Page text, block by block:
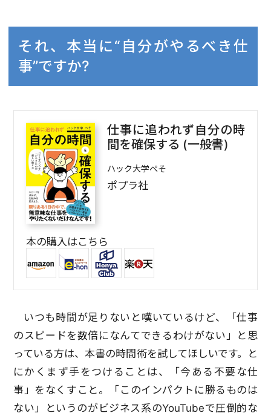
それ、本当に“自分がやるべき仕
事”ですか?
仕事に追われず自分の時
間を確保する (一般書)
ハック大学ぺそ
ポプラ社
本の購入はこちら
いつも時間が足りないと嘆いているけど、「仕事
のスピードを数倍になんてできるわけがない」と思
っている方は、本書の時間術を試してほしいです。と
にかくまず手をつけることは、「今ある不要な仕
事」をなくすこと。「このインパクトに勝るものは
ない」というのがビジネス系のYouTubeで圧倒的な